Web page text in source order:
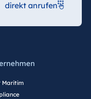
direkt anrufen
Maritim